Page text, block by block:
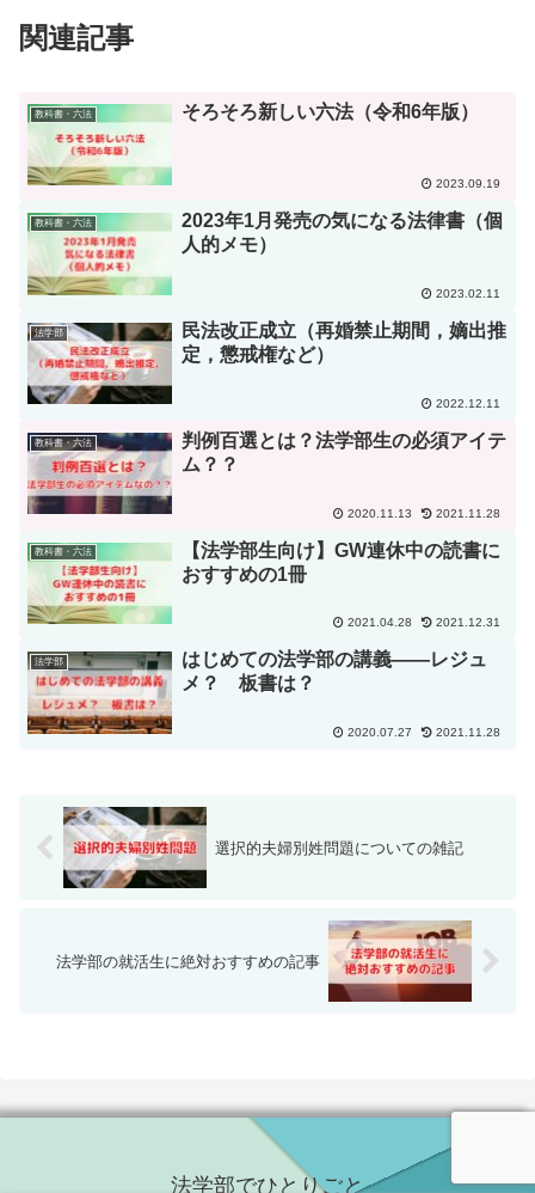
関連記事
教科書・六法 そろそろ新しい六法（令和6年版）
2023.09.19
教科書・六法
2023年1月発売の気になる法律書（個
人的メモ）
2023.02.11
法学部
民法改正成立（再婚禁止期間，嫡出推
定，懲戒権など）
2022.12.11
教科書・六法
判例百選とは？法学部生の必須アイテ
ム？？
2020.11.13 2021.11.28
教科書・六法
【法学部生向け】GW連休中の読書に
おすすめの1冊
2021.04.28 2021.12.31
法学部
はじめての法学部の講義――レジュ
メ？ 板書は？
2020.07.27 2021.11.28
選択的夫婦別姓問題についての雑記
法学部の就活生に絶対おすすめの記事
法学部でひとりごと